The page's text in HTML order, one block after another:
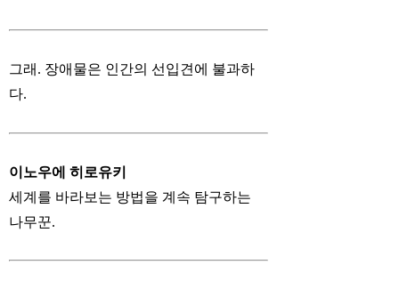
그래. 장애물은 인간의 선입견에 불과하
다.
이노우에 히로유키
세계를 바라보는 방법을 계속 탐구하는
나무꾼.